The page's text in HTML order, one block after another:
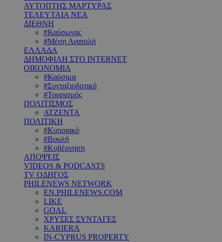
ΑΥΤΟΠΤΗΣ ΜΑΡΤΥΡΑΣ
ΤΕΛΕΥΤΑΙΑ ΝΕΑ
ΔΙΕΘΝΗ
#Καύσωνας
#Μέση Ανατολή
ΕΛΛΑΔΑ
ΔΗΜΟΦΙΛΗ ΣΤΟ INTERNET
ΟΙΚΟΝΟΜΙΑ
#Καύσιμα
#Συνταξιοδοτικό
#Τουρισμός
ΠΟΛΙΤΙΣΜΟΣ
ΑΤΖΕΝΤΑ
ΠΟΛΙΤΙΚΗ
#Κυπριακό
#Βουλή
#Κυβέρνηση
ΑΠΟΨΕΙΣ
VIDEOS & PODCASTS
TV ΟΔΗΓΟΣ
PHILENEWS NETWORK
EN.PHILENEWS.COM
LIKE
GOAL
ΧΡΥΣΕΣ ΣΥΝΤΑΓΕΣ
KARIERA
IN-CYPRUS PROPERTY